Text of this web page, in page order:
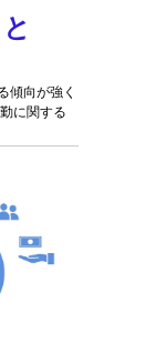
傾向が強く
に関する